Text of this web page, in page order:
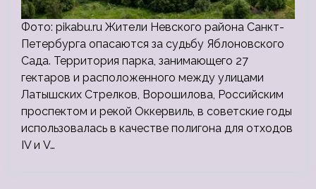
Фото: pikabu.ru Жители Невского района Санкт-
Петербурга опасаются за судьбу Яблоновского
Сада. Территория парка, занимающего 27
гектаров и расположенного между улицами
Латышских Стрелков, Ворошилова, Российским
проспектом и рекой Оккервиль, в советские годы
использовалась в качестве полигона для отходов
IV и V…